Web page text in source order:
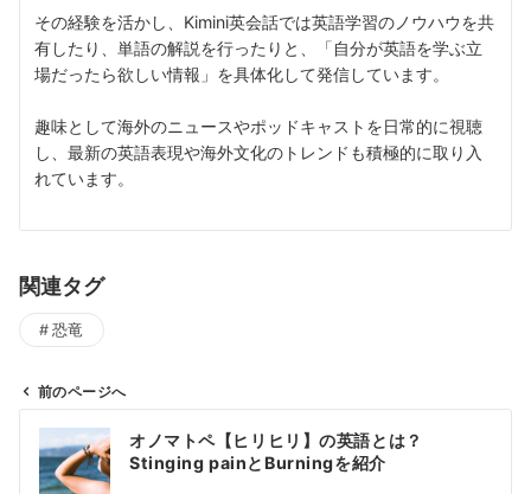
その経験を活かし、Kimini英会話では英語学習のノウハウを共
有したり、単語の解説を行ったりと、「自分が英語を学ぶ立
場だったら欲しい情報」を具体化して発信しています。
趣味として海外のニュースやポッドキャストを日常的に視聴
し、最新の英語表現や海外文化のトレンドも積極的に取り入
れています。
関連タグ
恐竜
前のページへ
オノマトペ【ヒリヒリ】の英語とは？
Stinging painとBurningを紹介